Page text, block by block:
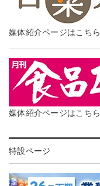
媒体紹介ページはこちら
媒体紹介ページはこちら
特設ページ